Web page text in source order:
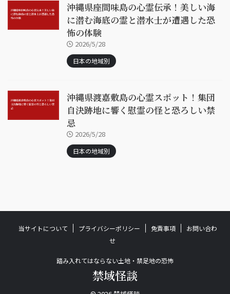
沖縄県座間味島の心霊伝承！美しい海
に潜む海底の霊と潜水士が遭遇した恐
怖の体験
2026/5/28
日本の地域別
沖縄県渡嘉敷島の心霊スポット！集団
自決跡地に響く慰霊の怪と恐ろしい禁
忌
2026/5/28
日本の地域別
当サイトについて プライバシーポリシー 免責事項
お問い合わ
せ
踏み入れてはならない土地・禁足地の恐怖
禁域怪談